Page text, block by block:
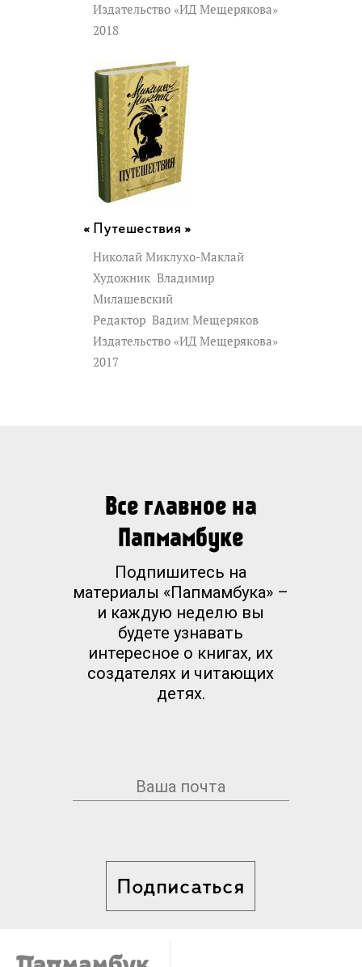
Издательство «ИД Мещерякова»
2018
Путешествия »
Николай Миклухо-Маклай
Художник Владимир
Милашевский
Редактор Вадим Мещеряков
Издательство «ИД Мещерякова»
2017
Все главное на
Папмамбуке
Подпишитесь на
материалы «Папмамбука» –
и каждую неделю вы
будете узнавать
интересное о книгах, их
создателях и читающих
детях.
Подписаться